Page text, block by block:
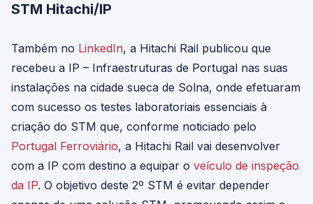
STM Hitachi/IP
Também no LinkedIn, a Hitachi Rail publicou que
recebeu a IP – Infraestruturas de Portugal nas suas
instalações na cidade sueca de Solna, onde efetuaram
com sucesso os testes laboratoriais essenciais à
criação do STM que, conforme noticiado pelo
Portugal Ferroviário, a Hitachi Rail vai desenvolver
com a IP com destino a equipar o veículo de inspeção
da IP. O objetivo deste 2º STM é evitar depender